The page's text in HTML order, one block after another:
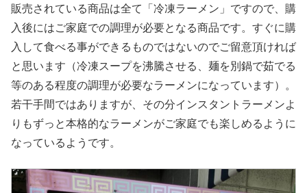
販売されている商品は全て「冷凍ラーメン」ですので、購
入後にはご家庭での調理が必要となる商品です。すぐに購
入して食べる事ができるものではないのでご留意頂ければ
と思います（冷凍スープを沸騰させる、麺を別鍋で茹でる
等のある程度の調理が必要なラーメンになっています）。
若干手間ではありますが、その分インスタントラーメンよ
りもずっと本格的なラーメンがご家庭でも楽しめるように
なっているようです。